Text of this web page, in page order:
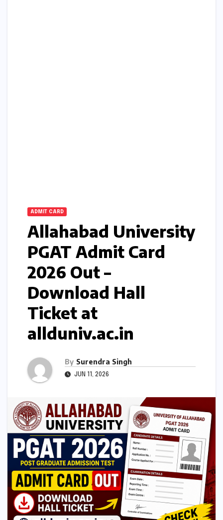
ADMIT CARD
Allahabad University
PGAT Admit Card
2026 Out –
Download Hall
Ticket at
allduniv.ac.in
By Surendra Singh
JUN 11, 2026